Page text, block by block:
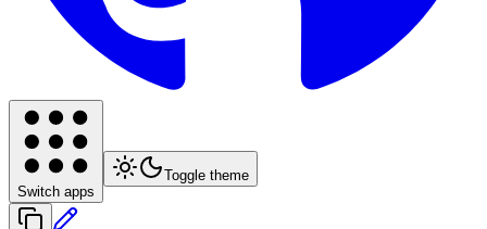
Switch apps
Toggle theme